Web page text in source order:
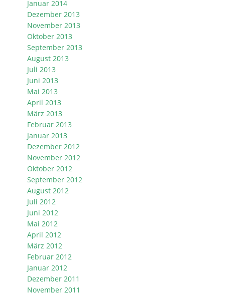
Januar 2014
Dezember 2013
November 2013
Oktober 2013
September 2013
August 2013
Juli 2013
Juni 2013
Mai 2013
April 2013
März 2013
Februar 2013
Januar 2013
Dezember 2012
November 2012
Oktober 2012
September 2012
August 2012
Juli 2012
Juni 2012
Mai 2012
April 2012
März 2012
Februar 2012
Januar 2012
Dezember 2011
November 2011